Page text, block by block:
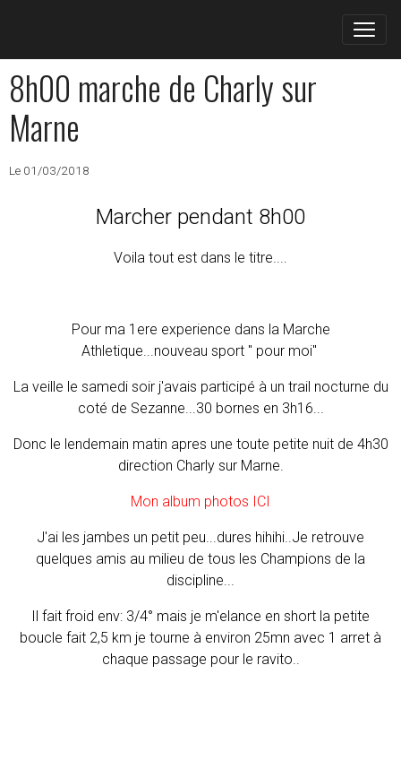
8h00 marche de Charly sur
Marne
Le 01/03/2018
Marcher pendant 8h00
Voila tout est dans le titre....
Pour ma 1ere experience dans la Marche
Athletique...nouveau sport " pour moi"
La veille le samedi soir j'avais participé à un trail nocturne du
coté de Sezanne...30 bornes en 3h16...
Donc le lendemain matin apres une toute petite nuit de 4h30
direction Charly sur Marne.
Mon album photos ICI
J'ai les jambes un petit peu...dures hihihi..Je retrouve
quelques amis au milieu de tous les Champions de la
discipline...
Il fait froid env: 3/4° mais je m'elance en short la petite
boucle fait 2,5 km je tourne à environ 25mn avec 1 arret à
chaque passage pour le ravito..